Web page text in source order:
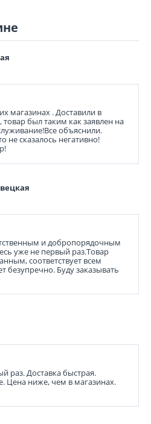
магазинах . Доставили в
был таким как заявлен на
объяснили.
не сказалось негативно!
и добропорядочным
уже не первый раз.Товар
соответствует всем
безупречно. Буду заказывать
раз. Доставка быстрая.
Цена ниже, чем в магазинах.